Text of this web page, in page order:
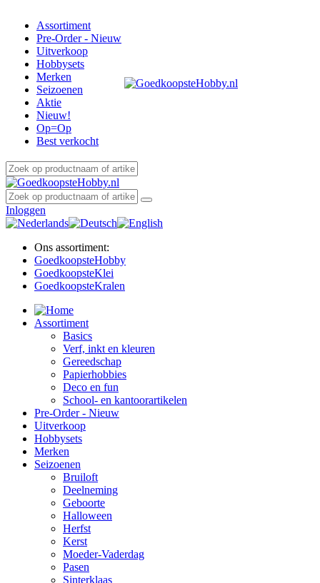
Assortiment
Pre-Order - Nieuw
Uitverkoop
Hobbysets
Merken
Seizoenen
Aktie
Nieuw!
Op=Op
Best verkocht
Inloggen
Ons assortiment:
GoedkoopsteHobby
GoedkoopsteKlei
GoedkoopsteKralen
Assortiment
Basics
Verf, inkt en kleuren
Gereedschap
Papierhobbies
Deco en fun
School- en kantoorartikelen
Pre-Order - Nieuw
Uitverkoop
Hobbysets
Merken
Seizoenen
Bruiloft
Deelneming
Geboorte
Halloween
Herfst
Kerst
Moeder-Vaderdag
Pasen
Sinterklaas